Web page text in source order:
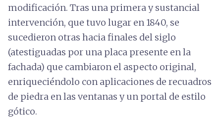
modificación. Tras una primera y sustancial
intervención, que tuvo lugar en 1840, se
sucedieron otras hacia finales del siglo
(atestiguadas por una placa presente en la
fachada) que cambiaron el aspecto original,
enriqueciéndolo con aplicaciones de recuadros
de piedra en las ventanas y un portal de estilo
gótico.